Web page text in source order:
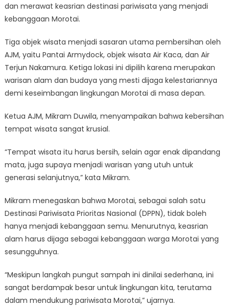
dan merawat keasrian destinasi pariwisata yang menjadi
kebanggaan Morotai.
Tiga objek wisata menjadi sasaran utama pembersihan oleh
AJM, yaitu Pantai Armydock, objek wisata Air Kaca, dan Air
Terjun Nakamura. Ketiga lokasi ini dipilih karena merupakan
warisan alam dan budaya yang mesti dijaga kelestariannya
demi keseimbangan lingkungan Morotai di masa depan.
Ketua AJM, Mikram Duwila, menyampaikan bahwa kebersihan
tempat wisata sangat krusial.
“Tempat wisata itu harus bersih, selain agar enak dipandang
mata, juga supaya menjadi warisan yang utuh untuk
generasi selanjutnya,” kata Mikram.
Mikram menegaskan bahwa Morotai, sebagai salah satu
Destinasi Pariwisata Prioritas Nasional (DPPN), tidak boleh
hanya menjadi kebanggaan semu. Menurutnya, keasrian
alam harus dijaga sebagai kebanggaan warga Morotai yang
sesungguhnya.
“Meskipun langkah pungut sampah ini dinilai sederhana, ini
sangat berdampak besar untuk lingkungan kita, terutama
dalam mendukung pariwisata Morotai,” ujarnya.